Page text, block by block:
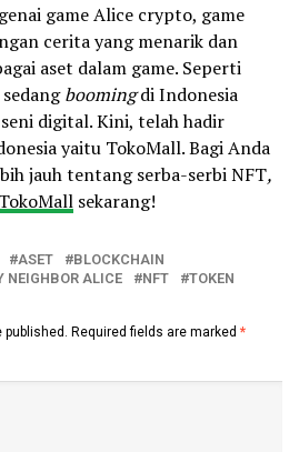
game Alice crypto, game
cerita yang menarik dan
aset dalam game. Seperti
boomingdi Indonesia
digital. Kini, telah hadir
yaitu TokoMall. Bagi Anda
jauh tentang serba-serbi NFT,
TokoMall sekarang!
ASET
BLOCKCHAIN
NEIGHBOR ALICE NFT TOKEN
Required fields are marked *